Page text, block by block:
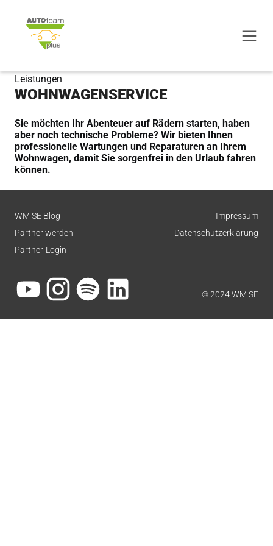
Leistungen
WOHNWAGENSERVICE
Sie möchten Ihr Abenteuer auf Rädern starten, haben
aber noch technische Probleme? Wir bieten Ihnen
professionelle Wartungen und Reparaturen an Ihrem
Wohnwagen, damit Sie sorgenfrei in den Urlaub fahren
können.
WM SE Blog
Partner werden
Partner-Login
Impressum
Datenschutzerklärung
© 2024 WM SE